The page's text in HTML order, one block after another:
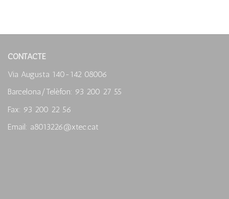
CONTACTE
Via Augusta 140-142 08006
Barcelona/Telèfon: 93 200 27 55
Fax: 93 200 22 56
Email: a8013226@xtec.cat